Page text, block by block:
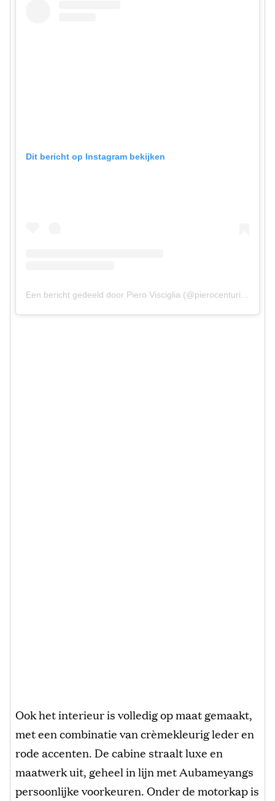
Dit bericht op Instagram bekijken
Een bericht gedeeld door Piero Visciglia (@pierocenturionmotors)
Ook het interieur is volledig op maat gemaakt,
met een combinatie van crèmekleurig leder en
rode accenten. De cabine straalt luxe en
maatwerk uit, geheel in lijn met Aubameyangs
persoonlijke voorkeuren. Onder de motorkap is